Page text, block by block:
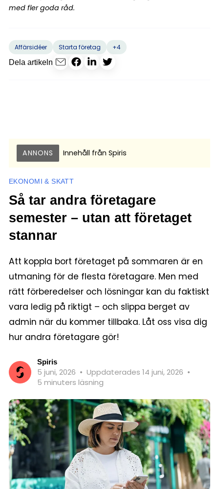
med fler goda råd.
Affärsidéer Starta företag
+4
Dela artikeln
ANNONS Innehåll från Spiris
EKONOMI & SKATT
Så tar andra företagare
semester – utan att företaget
stannar
Att koppla bort företaget på sommaren är en
utmaning för de flesta företagare. Men med
rätt förberedelser och lösningar kan du faktiskt
vara ledig på riktigt – och slippa berget av
admin när du kommer tillbaka. Låt oss visa dig
hur andra företagare gör!
Spiris
5 juni, 2026 • Uppdaterades 14 juni, 2026 •
5 minuters läsning